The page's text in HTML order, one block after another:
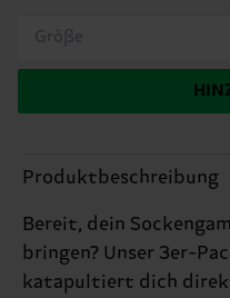
Größe
Produktbeschreibung
Bereit, dein
bringen? Unser 3er-
katapultiert dich